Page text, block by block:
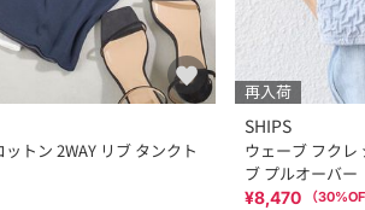
トン 2WAY リブ タンクト
再入荷
SHIPS
ウェーブ フクレ
ブ プルオーバー
¥8,470 （30